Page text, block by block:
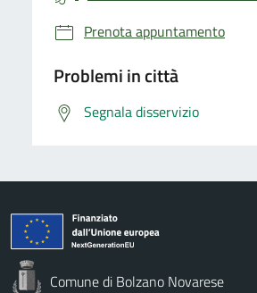
Prenota appuntamento
Problemi in città
Segnala disservizio
Comune di Bolzano Novarese